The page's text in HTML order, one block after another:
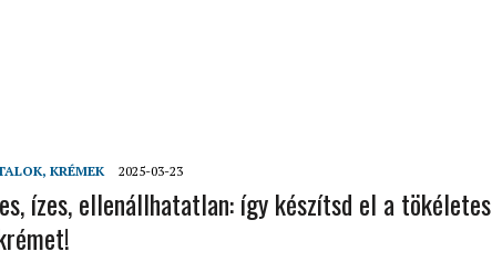
KRÉMEK 2025-03-23
ízes, ellenállhatatlan: így készítsd el a tökéletes